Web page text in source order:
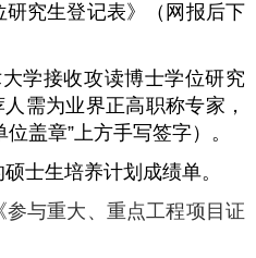
研究生登记表》（网报后下
学接收攻读博士学位研究
需为业界正高职称专家，
盖章”上方手写签字）。
士生培养计划成绩单。
与重大、重点工程项目证